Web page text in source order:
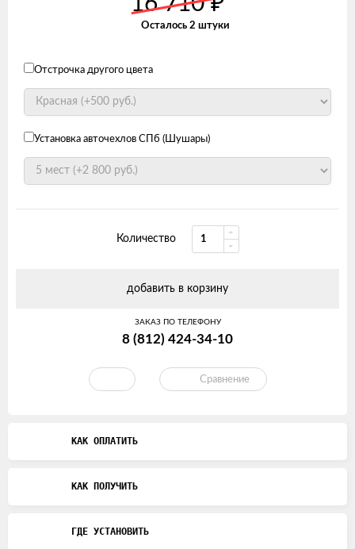
Осталось 2 штуки
Отстрочка другого цвета
Установка авточехлов СПб (Шушары)
Количество
добавить в корзину
ЗАКАЗ ПО ТЕЛЕФОНУ
8 (812) 424-34-10
Сравнение
КАК ОПЛАТИТЬ
КАК ПОЛУЧИТЬ
ГДЕ УСТАНОВИТЬ